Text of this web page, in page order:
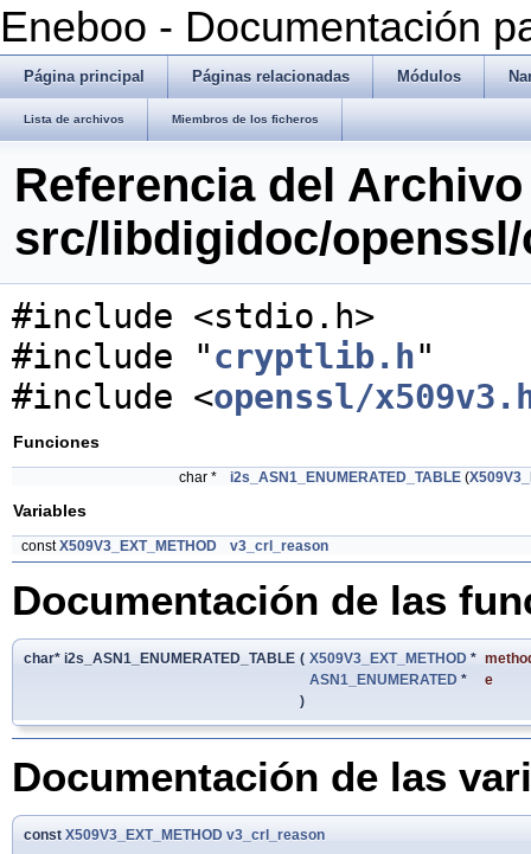
Eneboo - Documentación
Página principal Páginas relacionadas Módulos
Lista de archivos Miembros de los ficheros
Referencia del Archivo
src/libdigidoc/
#include <stdio.h>
#include "cryptlib.h"
#include <openssl/
Funciones
char * i2s_ASN1_ENUMERATED_TABLE (
Variables
constX509V3_EXT_METHOD v3_crl_reason
Documentación de las
char* i2s_ASN1_ENUMERATED_TABLE ( X509V3_EXT_METHOD *
ASN1_ENUMERATED *
e
)
Documentación de las
const X509V3_EXT_METHOD v3_crl_reason